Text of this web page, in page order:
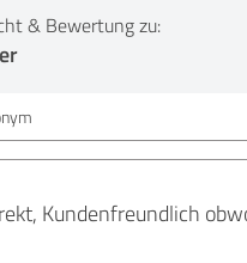
& Bewertung zu:
Kundenfreundlich